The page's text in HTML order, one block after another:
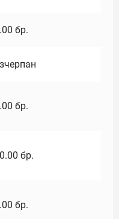
бр.
бр.
бр.
бр.